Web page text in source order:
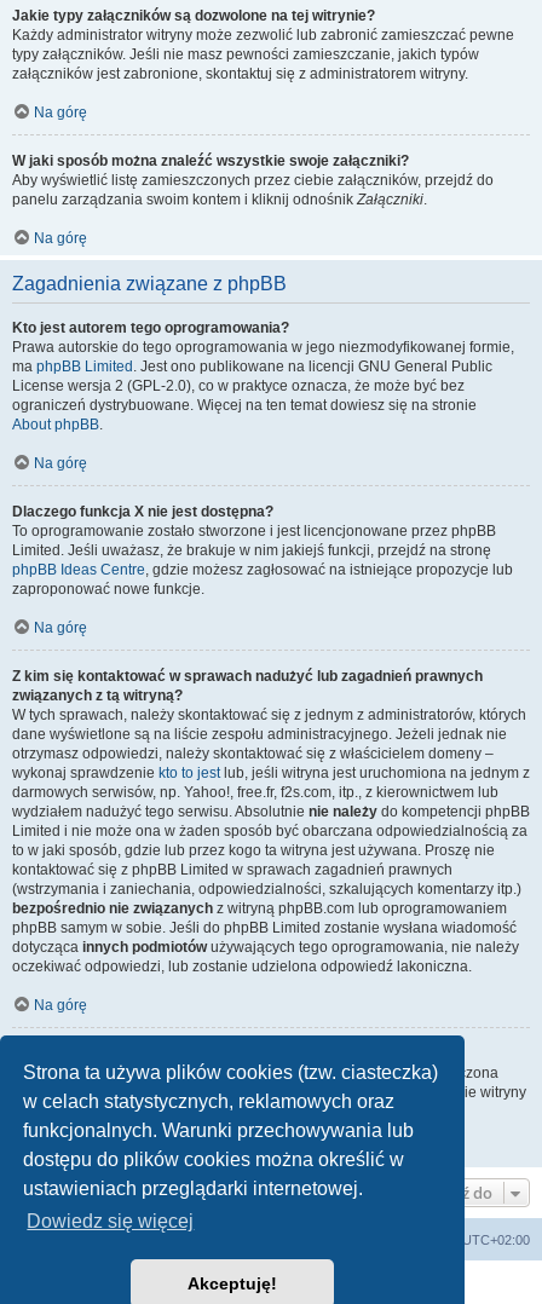
Strona ta używa plików cookies (tzw. ciasteczka)
w celach statystycznych, reklamowych oraz
funkcjonalnych. Warunki przechowywania lub
dostępu do plików cookies można określić w
ustawieniach przeglądarki internetowej.
Dowiedz się więcej
Akceptuję!
Jakie typy załączników są dozwolone na tej witrynie?
Każdy administrator witryny może zezwolić lub zabronić zamieszczać pewne
typy załączników. Jeśli nie masz pewności zamieszczanie, jakich typów
załączników jest zabronione, skontaktuj się z administratorem witryny.
Na górę
W jaki sposób można znaleźć wszystkie swoje załączniki?
Aby wyświetlić listę zamieszczonych przez ciebie załączników, przejdź do
panelu zarządzania swoim kontem i kliknij odnośnikZałączniki.
Na górę
Zagadnienia związane z phpBB
Kto jest autorem tego oprogramowania?
Prawa autorskie do tego oprogramowania w jego niezmodyfikowanej formie,
ma phpBB Limited . Jest ono publikowane na licencji GNU General Public
License wersja 2 (GPL-2.0), co w praktyce oznacza, że może być bez
ograniczeń dystrybuowane. Więcej na ten temat dowiesz się na stronie
About phpBB.
Na górę
Dlaczego funkcja X nie jest dostępna?
To oprogramowanie zostało stworzone i jest licencjonowane przez phpBB
Limited. Jeśli uważasz, że brakuje w nim jakiejś funkcji, przejdź na stronę
phpBB Ideas Centre, gdzie możesz zagłosować na istniejące propozycje lub
zaproponować nowe funkcje.
Na górę
Z kim się kontaktować w sprawach nadużyć lub zagadnień prawnych
związanych z tą witryną?
W tych sprawach, należy skontaktować się z jednym z administratorów, których
dane wyświetlone są na liście zespołu administracyjnego. Jeżeli jednak nie
otrzymasz odpowiedzi, należy skontaktować się z właścicielem domeny –
wykonaj sprawdzenie kto to jestlub, jeśli witryna jest uruchomiona na jednym z
darmowych serwisów, np. Yahoo!, free.fr, f2s.com, itp., z kierownictwem lub
wydziałem nadużyć tego serwisu. Absolutnie nie należy do kompetencji phpBB
Limited i nie może ona w żaden sposób być obarczana odpowiedzialnością za
to w jaki sposób, gdzie lub przez kogo ta witryna jest używana. Proszę nie
kontaktować się z phpBB Limited w sprawach zagadnień prawnych
(wstrzymania i zaniechania, odpowiedzialności, szkalujących komentarzy itp.)
bezpośrednio nie związanych z witryną phpBB.com lub oprogramowaniem
phpBB samym w sobie. Jeśli do phpBB Limited zostanie wysłana wiadomość
dotycząca innych podmiotówużywających tego oprogramowania, nie należy
oczekiwać odpowiedzi, lub zostanie udzielona odpowiedź lakoniczna.
Na górę
Wszyscy użytkownicy witryny mogą używać – jeśli funkcja ta jest włączona
przez administratora witryny – formularza „Kontakt z nami”. Członkowie witryny
mogą także używać odnośnika „Zespół administracyjny”.
Na górę
Przejdź do
UTC+02:00
Technologię dostarczaphpBB® Forum Software © phpBB Limited